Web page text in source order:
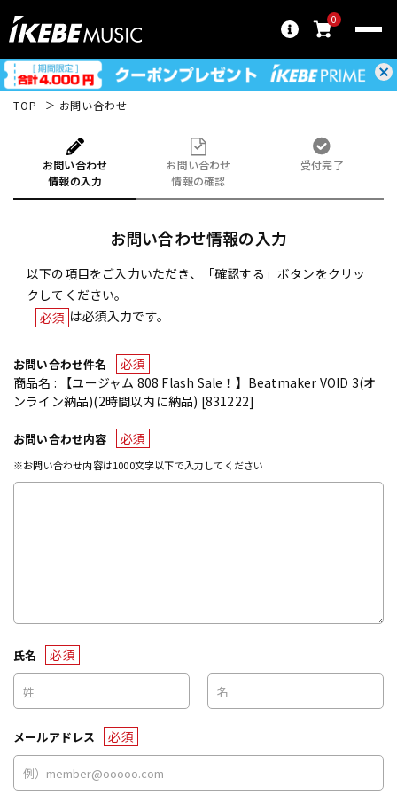
0
TOP お問い合わせ
お問い合わせ
情報の入力
お問い合わせ
情報の確認
受付完了
お問い合わせ情報の入力
以下の項目をご入力いただき、「確認する」ボタンをクリッ
クしてください。
必須 は必須入力です。
お問い合わせ件名
必須
商品名 : 【ユージャム 808 Flash Sale！】Beatmaker VOID 3(オ
ンライン納品)(2時間以内に納品) [831222]
お問い合わせ内容 必須
※お問い合わせ内容は1000文字以下で入力してください
氏名 必須
メールアドレス 必須